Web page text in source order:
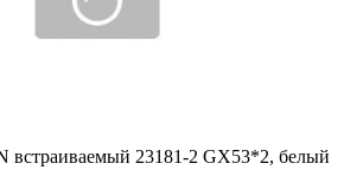
встраиваемый 23181-2 GX53*2, белый